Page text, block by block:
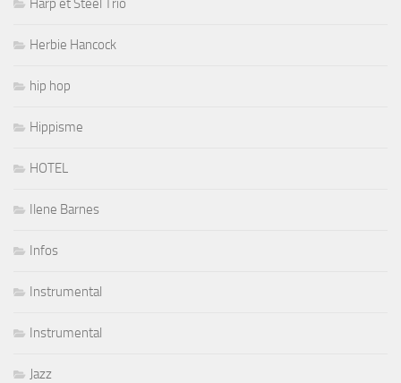
Harp et Steel Trio
Herbie Hancock
hip hop
Hippisme
HOTEL
Ilene Barnes
Infos
Instrumental
Instrumental
Jazz